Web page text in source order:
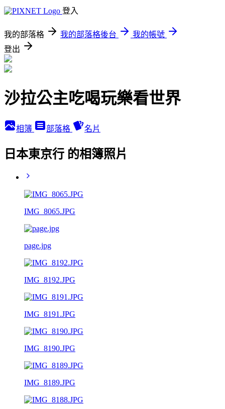
登入
我的部落格 我的部落格後台
我的帳號
登出
沙拉公主吃喝玩樂看世界
相簿 部落格 名片
日本東京行 的相簿照片
IMG_8065.JPG
page.jpg
IMG_8192.JPG
IMG_8191.JPG
IMG_8190.JPG
IMG_8189.JPG